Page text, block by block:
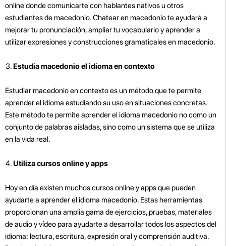
online donde comunicarte con hablantes nativos u otros
estudiantes de macedonio. Chatear en macedonio te ayudará a
mejorar tu pronunciación, ampliar tu vocabulario y aprender a
utilizar expresiones y construcciones gramaticales en macedonio.
Estudia macedonio el idioma en contexto
Estudiar macedonio en contexto es un método que te permite
aprender el idioma estudiando su uso en situaciones concretas.
Este método te permite aprender el idioma macedonio no como un
conjunto de palabras aisladas, sino como un sistema que se utiliza
en la vida real.
Utiliza cursos online y apps
Hoy en día existen muchos cursos online y apps que pueden
ayudarte a aprender el idioma macedonio. Estas herramientas
proporcionan una amplia gama de ejercicios, pruebas, materiales
de audio y vídeo para ayudarte a desarrollar todos los aspectos del
idioma: lectura, escritura, expresión oral y comprensión auditiva.